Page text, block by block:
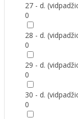
27 - d.
0
28 - d.
0
29 - d.
0
30 - d.
0